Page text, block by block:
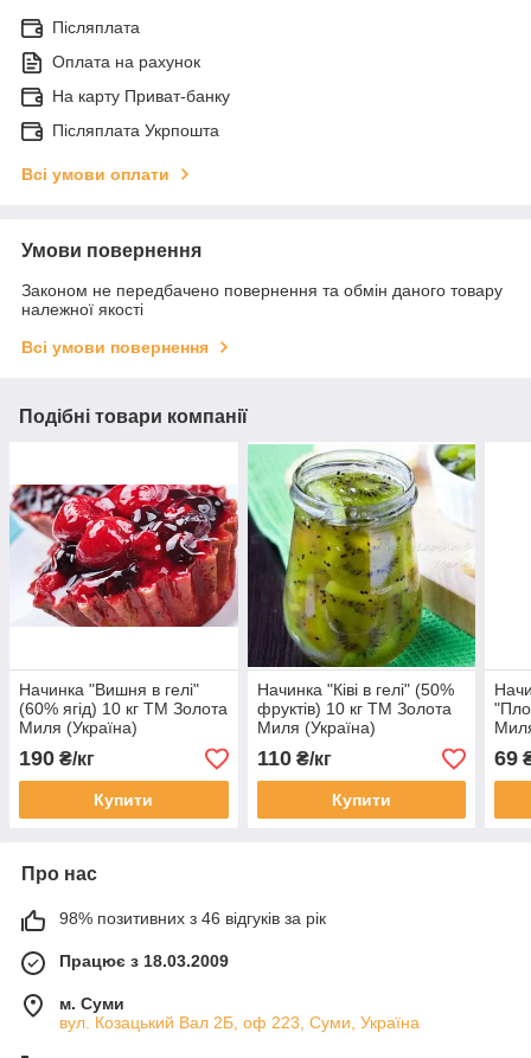
Післяплата
Оплата на рахунок
На карту Приват-банку
Післяплата Укрпошта
Всі умови оплати
Умови повернення
Законом не передбачено повернення та обмін даного товару
належної якості
Всі умови повернення
Подібні товари компанії
Начинка "Вишня в гелі"
(60% ягід) 10 кг ТМ Золота
Миля (Україна)
190 ₴/кг
Купити
Начинка "Ківі в гелі" (50%
фруктів) 10 кг ТМ Золота
Миля (Україна)
110₴/кг
Купити
69
Про нас
98% позитивних з 46 відгуків за рік
Працює з 18.03.2009
м. Суми
вул. Козацький Вал 2Б, оф 223, Суми, Україна